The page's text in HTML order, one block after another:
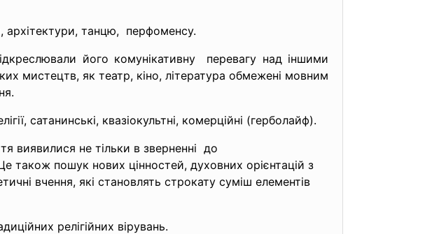
архітектури, танцю, перфоменсу.
його комунікативну перевагу над іншими
мистецтв, як театр, кіно, література обмежені мовним
сатанинські, квазіокультні, комерційні (герболайф).
виявилися не тільки в зверненні до
також пошук нових цінностей, духовних орієнтацій з
вчення, які становлять строкату суміш елементів
релігійних вірувань.